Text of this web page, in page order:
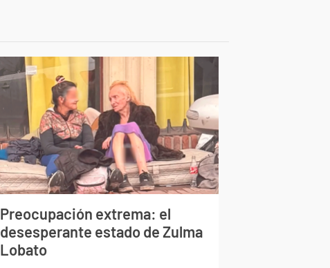
Preocupación extrema: el
desesperante estado de Zulma
Lobato